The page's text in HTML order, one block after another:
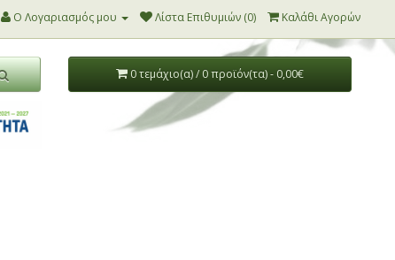
Ο Λογαριασμός μου Λίστα Επιθυμιών (0) Καλάθι Αγορών
0 τεμάχιο(α) / 0 προϊόν(τα) - 0,00€